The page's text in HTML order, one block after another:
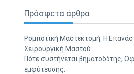
Πρόσφατα άρθρα
Ρομποτική Μαστεκτομή: Η
Χειρουργική Μαστού
Πότε συστήνεται βηματοδότης;
εμφύτευσης.